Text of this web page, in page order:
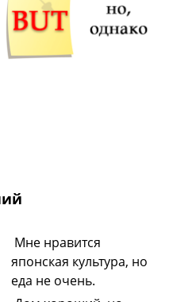
Мне нравится
японская культура, но
еда не очень.